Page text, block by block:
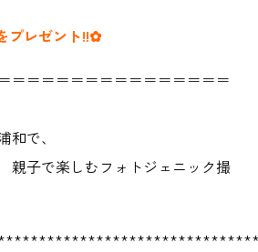
プレゼント!!✿
＝＝＝＝＝＝＝＝＝＝＝＝＝＝＝
で、
子で楽しむフォトジェニック撮